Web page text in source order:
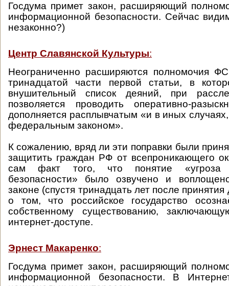
Госдума примет закон, расширяющий
информационной безопасности. Сейчас
незаконно?)
Центр Славянской Культуры:
Неограниченно расширяются полномочия
тринадцатой части первой статьи, в
внушительный список деяний, при
позволяется проводить оперативно-
дополняется расплывчатым «и в иных
федеральным законом».
К сожалению, вряд ли эти поправки были
защитить граждан РФ от всепроникающего
сам факт того, что понятие «угроза
безопасности» было озвучено и
законе (спустя тринадцать лет после
о том, что российское государство
собственному существованию,
интернет-доступе.
Эрнест Макаренко:
Госдума примет закон, расширяющий
информационной безопасности. В